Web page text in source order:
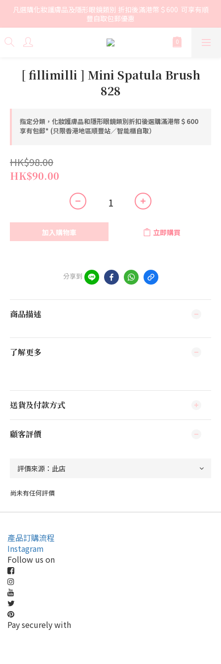
凡選購化妝護膚品及隱形眼鏡類別 折扣後滿港幣＄600  可享有順
豐自取包郵優惠
[ fillimilli ] Mini Spatula Brush
828
指定分類，化妝護膚品和隱形眼鏡類別折扣後選購滿港幣＄600
享有包郵* (只限香港地區順豐站／智能櫃自取）
HK$98.00
HK$90.00
加入購物車 立即購買
分享到
商品描述
了解更多
送貨及付款方式
顧客評價
尚未有任何評價
產品訂購流程
Instagram
Follow us on
Pay securely with